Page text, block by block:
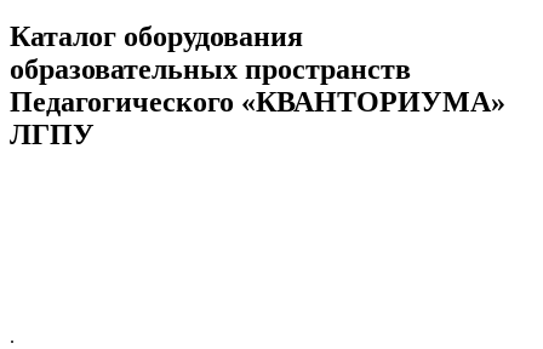
Каталог оборудования
образовательных пространств
Педагогического «КВАНТОРИУМА»
ЛГПУ
.